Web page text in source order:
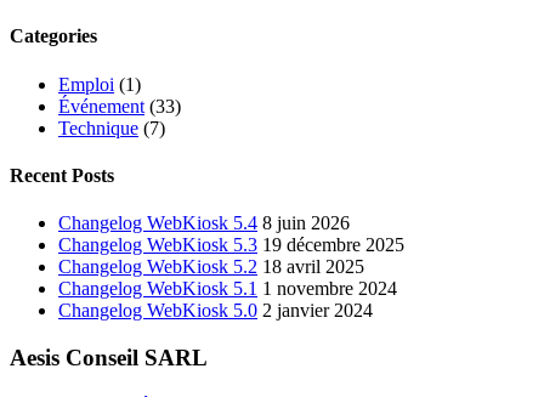
Categories
Emploi (1)
Événement (33)
Technique (7)
Recent Posts
Changelog WebKiosk 5.4 8 juin 2026
Changelog WebKiosk 5.3 19 décembre 2025
Changelog WebKiosk 5.2 18 avril 2025
Changelog WebKiosk 5.1 1 novembre 2024
Changelog WebKiosk 5.0 2 janvier 2024
Aesis Conseil SARL